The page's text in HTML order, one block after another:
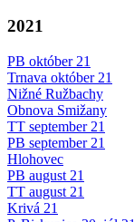
2021
PB október 21
Trnava október 21
Nižné Ružbachy
Obnova Smižany
TT september 21
PB september 21
Hlohovec
PB august 21
TT august 21
Krivá 21